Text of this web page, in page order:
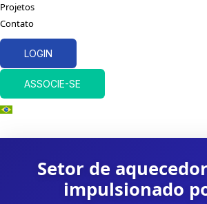
Projetos
Contato
LOGIN
ASSOCIE-SE
Setor de
impulsionado